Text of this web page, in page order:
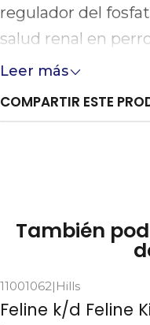
regulador del
salud renal en
Leer más
COMPARTIR ESTE
También
11001062| Hills
Feline k/d Feline